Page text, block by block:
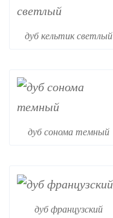
дуб кельтик светлый
дуб сонома темный
дуб французский